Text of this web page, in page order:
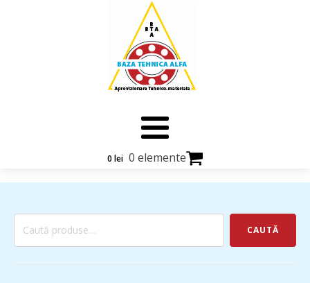
0 lei 0 elemente
Caută
CAUTĂ